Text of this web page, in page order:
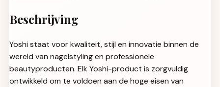
Beschrijving
Yoshi staat voor kwaliteit, stijl en innovatie binnen de
wereld van nagelstyling en professionele
beautyproducten. Elk Yoshi-product is zorgvuldig
ontwikkeld om te voldoen aan de hoge eisen van